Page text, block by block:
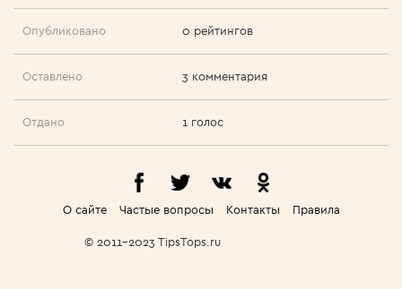
Опубликовано 0 рейтингов
Оставлено 3 комментария
Отдано 1 голос
О сайте Частые вопросы Контакты Правила
© 2011-2023 TipsTops.ru